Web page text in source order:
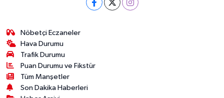
Nöbetçi Eczaneler
Hava Durumu
Trafik Durumu
Puan Durumu ve Fikstür
Tüm Manşetler
Son Dakika Haberleri